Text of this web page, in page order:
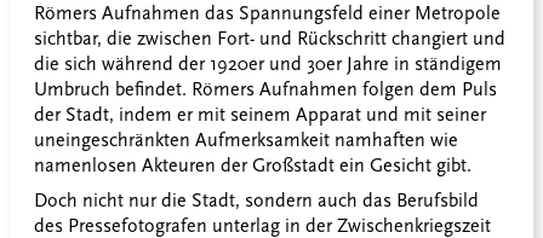
Römers Aufnahmen das Spannungsfeld einer Metropole
sichtbar, die zwischen Fort- und Rückschritt changiert und
die sich während der 1920er und 30er Jahre in ständigem
Umbruch befindet. Römers Aufnahmen folgen dem Puls
der Stadt, indem er mit seinem Apparat und mit seiner
uneingeschränkten Aufmerksamkeit namhaften wie
namenlosen Akteuren der Großstadt ein Gesicht gibt.
Doch nicht nur die Stadt, sondern auch das Berufsbild
des Pressefotografen unterlag in der Zwischenkriegszeit